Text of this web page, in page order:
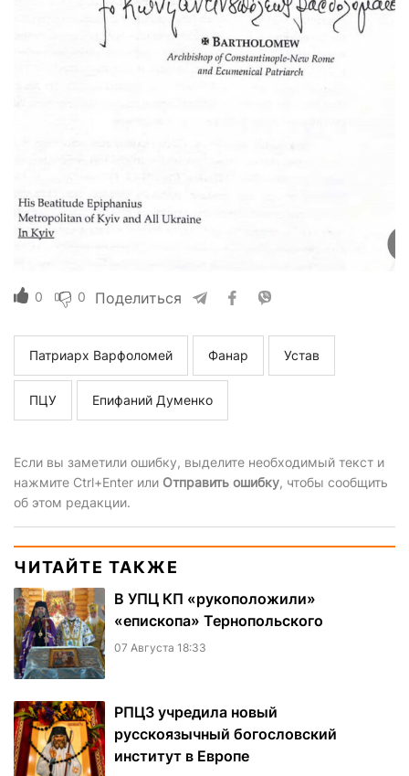
0 0 Поделиться
Патриарх Варфоломей Фанар Устав
ПЦУ Епифаний Думенко
Если вы заметили ошибку, выделите необходимый текст и
нажмите Ctrl+Enter или Отправить ошибку, чтобы сообщить
об этом редакции.
ЧИТАЙТЕ ТАКЖЕ
В УПЦ КП «рукоположили»
«епископа» Тернопольского
07 Августа 18:33
РПЦЗ учредила новый
русскоязычный богословский
институт в Европе